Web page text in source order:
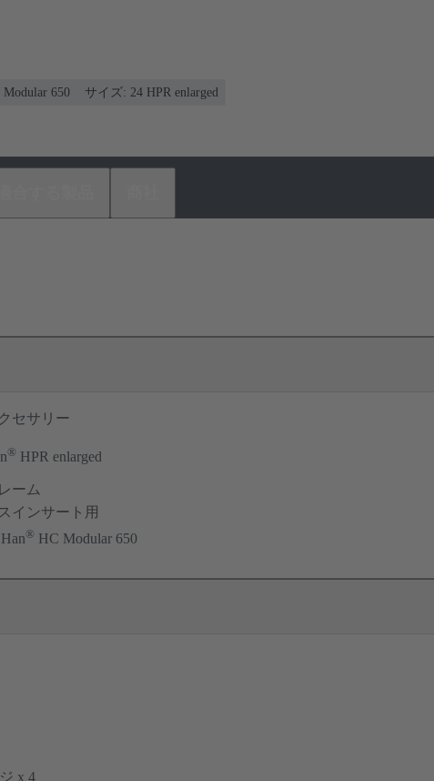
650 サイズ: 24 HPR enlarged
セサリー
® HPR enlarged
ーム
インサート用
® HC Modular 650
x 4